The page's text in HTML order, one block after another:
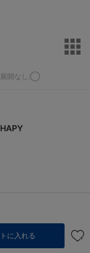
展開なし:◯
に入れる